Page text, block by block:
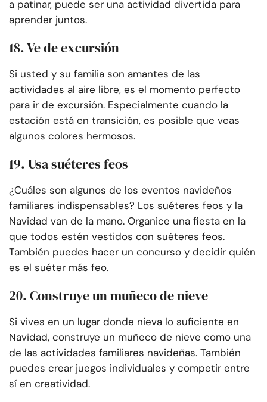
a patinar, puede ser una actividad divertida para
aprender juntos.
18. Ve de excursión
Si usted y su familia son amantes de las
actividades al aire libre, es el momento perfecto
para ir de excursión. Especialmente cuando la
estación está en transición, es posible que veas
algunos colores hermosos.
19. Usa suéteres feos
¿Cuáles son algunos de los eventos navideños
familiares indispensables? Los suéteres feos y la
Navidad van de la mano. Organice una fiesta en la
que todos estén vestidos con suéteres feos.
También puedes hacer un concurso y decidir quién
es el suéter más feo.
20. Construye un muñeco de nieve
Si vives en un lugar donde nieva lo suficiente en
Navidad, construye un muñeco de nieve como una
de las actividades familiares navideñas. También
puedes crear juegos individuales y competir entre
sí en creatividad.